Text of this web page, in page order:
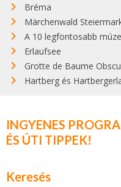
Bréma
Märchenwald
A 10 legfontosabb
Erlaufsee
Grotte de Baume
Hartberg és
INGYENES
ÉS ÚTI TIPPEK!
Keresés